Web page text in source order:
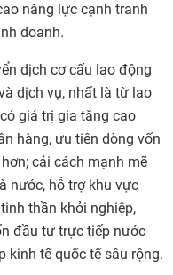
năng lực cạnh tranh
doanh.
dịch cơ cấu lao động
dịch vụ, nhất là từ lao
giá trị gia tăng cao
hàng, ưu tiên dòng vốn
cải cách mạnh mẽ
nước, hỗ trợ khu vực
thần khởi nghiệp,
đầu tư trực tiếp nước
kinh tế quốc tế sâu rộng.